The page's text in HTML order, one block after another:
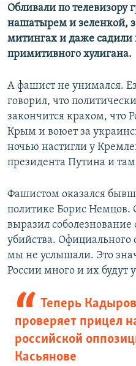
Обливали по телевизору
нашатырем и зеленкой,
митингах и даже садили
примитивного хулигана.
А фашист не унимался.
говорил, что
закончится крахом, что
Крым и воюет за
ночью настигли у
президента Путина и
Фашистом оказался
политике Борис
выразил
убийства. Официального
мы не услышали. Это
России много и их будут
Теперь
проверяет прицел
российской
Касьянове